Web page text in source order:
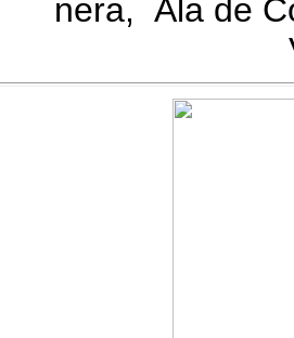
nera, Ala de